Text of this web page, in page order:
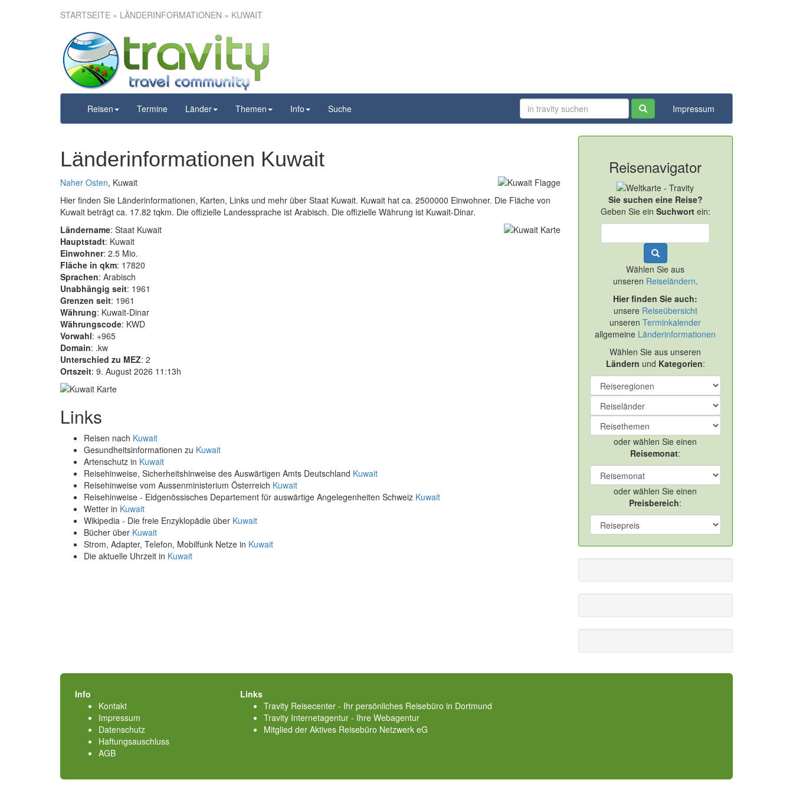
STARTSEITE » LÄNDERINFORMATIONEN » KUWAIT
Reisen Termine Länder Themen Info Suche Impressum
Länderinformationen Kuwait
Naher Osten, Kuwait
Hier finden Sie Länderinformationen, Karten, Links und mehr über Staat Kuwait. Kuwait hat ca. 2500000 Einwohner. Die Fläche von
Kuwait beträgt ca. 17.82 tqkm. Die offizielle Landessprache ist Arabisch. Die offizielle Währung ist Kuwait-Dinar.
Ländername: Staat Kuwait
Hauptstadt: Kuwait
Einwohner: 2.5 Mio.
Fläche in qkm: 17820
Sprachen: Arabisch
Unabhängig seit: 1961
Grenzen seit: 1961
Währung: Kuwait-Dinar
Währungscode: KWD
Vorwahl: +965
Domain: .kw
Unterschied zu MEZ: 2
Ortszeit: 9. August 2026 11:13h
Links
Reisen nach Kuwait
Gesundheitsinformationen zu Kuwait
Artenschutz in Kuwait
Reisehinweise, Sicherheitshinweise des Auswärtigen Amts Deutschland Kuwait
Reisehinweise vom Aussenministerium Österreich Kuwait
Reisehinweise - Eidgenössisches Departement für auswärtige Angelegenheiten Schweiz Kuwait
Wetter in Kuwait
Wikipedia - Die freie Enzyklopädie über Kuwait
Bücher über Kuwait
Strom, Adapter, Telefon, Mobilfunk Netze in Kuwait
Die aktuelle Uhrzeit in Kuwait
Reisenavigator
Sie suchen eine Reise?
Geben Sie ein Suchwortein:
Wählen Sie aus
unseren Reiseländern.
Hier finden Sie auch:
unsere Reiseübersicht
unserenTerminkalender
allgemeine Länderinformationen
Wählen Sie aus unseren
Ländern und Kategorien:
oder wählen Sie einen
Reisemonat:
oder wählen Sie einen
Preisbereich:
Info
Kontakt
Impressum
Datenschutz
Haftungsauschluss
AGB
Links
Travity Reisecenter - Ihr persönliches Reisebüro in Dortmund
Travity Internetagentur - Ihre Webagentur
Mitglied der Aktives Reisebüro Netzwerk eG